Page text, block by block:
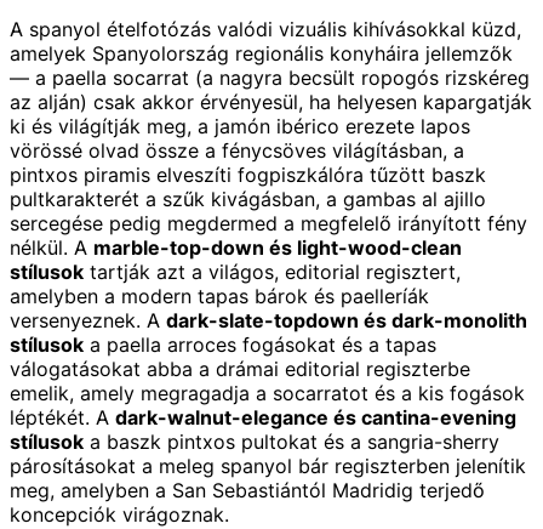
A spanyol ételfotózás valódi vizuális kihívásokkal küzd,
amelyek Spanyolország regionális konyháira jellemzők
— a paella socarrat (a nagyra becsült ropogós rizskéreg
az alján) csak akkor érvényesül, ha helyesen kapargatják
ki és világítják meg, a jamón ibérico erezete lapos
vörössé olvad össze a fénycsöves világításban, a
pintxos piramis elveszíti fogpiszkálóra tűzött baszk
pultkarakterét a szűk kivágásban, a gambas al ajillo
sercegése pedig megdermed a megfelelő irányított fény
nélkül. A marble-top-down és light-wood-clean
stílusok tartják azt a világos, editorial regisztert,
amelyben a modern tapas bárok és paelleríák
versenyeznek. A dark-slate-topdown és dark-monolith
stílusok a paella arroces fogásokat és a tapas
válogatásokat abba a drámai editorial regiszterbe
emelik, amely megragadja a socarratot és a kis fogások
léptékét. A dark-walnut-elegance és cantina-evening
stílusok a baszk pintxos pultokat és a sangria-sherry
párosításokat a meleg spanyol bár regiszterben jelenítik
meg, amelyben a San Sebastiántól Madridig terjedő
koncepciók virágoznak.